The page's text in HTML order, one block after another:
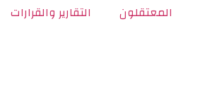
المعتقلون التقارير والقرارات